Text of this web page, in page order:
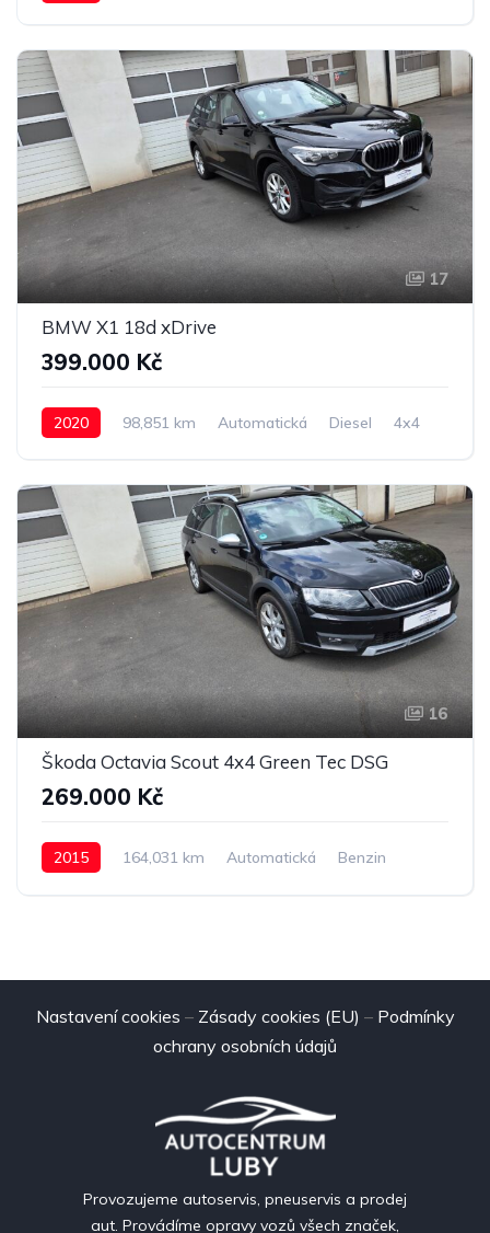
17
BMW X1 18d xDrive
399.000 Kč
2020 98,851 km Automatická Diesel 4x4
16
Škoda Octavia Scout 4x4 Green Tec DSG
269.000 Kč
2015 164,031 km Automatická
Benzin
Nastavení cookies – Zásady cookies (EU) – Podmínky
ochrany osobních údajů
Provozujeme autoservis, pneuservis a prodej
aut. Provádíme opravy vozů všech značek,